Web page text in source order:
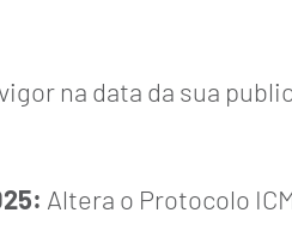
na data da sua
Altera o Protocolo